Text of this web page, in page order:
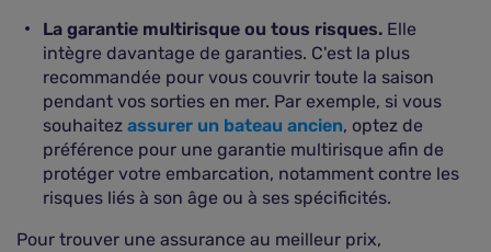
La garantie multirisque ou tous risques. Elle
intègre davantage de garanties. C'est la plus
recommandée pour vous couvrir toute la saison
pendant vos sorties en mer. Par exemple, si vous
souhaitez assurer un bateau ancien, optez de
préférence pour une garantie multirisque afin de
protéger votre embarcation, notamment contre les
risques liés à son âge ou à ses spécificités.
Pour trouver une assurance au meilleur prix,